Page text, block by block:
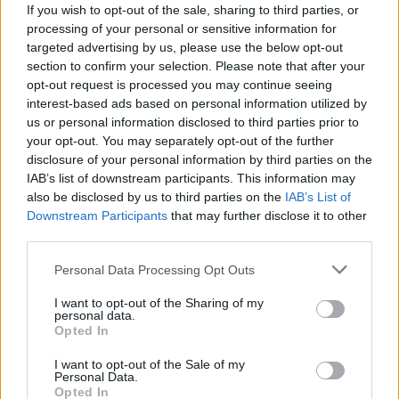
If you wish to opt-out of the sale, sharing to third parties, or
processing of your personal or sensitive information for
targeted advertising by us, please use the below opt-out
section to confirm your selection. Please note that after your
opt-out request is processed you may continue seeing
interest-based ads based on personal information utilized by
us or personal information disclosed to third parties prior to
your opt-out. You may separately opt-out of the further
disclosure of your personal information by third parties on the
IAB’s list of downstream participants. This information may
also be disclosed by us to third parties on the IAB’s List of
Downstream Participants that may further disclose it to other
Please note that this website/app uses one or more Google
not limited to your visit or usage behaviour. You may click to
grant or deny consent to Google and its third-party tags to
use your data for below specified purposes in below Google
consent section.
Personal Data Processing Opt Outs
I want to opt-out of the Sharing of my
personal data.
Opted In
I want to opt-out of the Sale of my
Personal Data.
Opted In
θεωρημένη από δημόσια αρχή, είτε ταχυδρομικά
με συστημένη επιστολή, στα γραφεία της
υπηρεσίας, στην ακόλουθη διεύθυνση:
Δήμος Πειραιά, Δραγάτση 12, Τ.Κ.18535,
Πειραιάς, απευθύνοντάς την στο Τμήμα
Προσωπικού Ι.Δ.Ο.Χ., 6ος όροφος, Γραφείο 12,
υπόψη κας Μοίρου Μαρίας (τηλ. επικ.: 213
2022250).
Διαβάστε ολόκληρη την προκήρυξη των θέσεων
εργασίας,ΕΔΩ.
ΑΣΕΠ: Πιστοποίηση Αγγλικών σε